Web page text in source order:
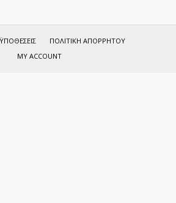
ΠΟΛΙΤΙΚΉ ΑΠΟΡΡΉΤΟΥ
MY ACCOUNT